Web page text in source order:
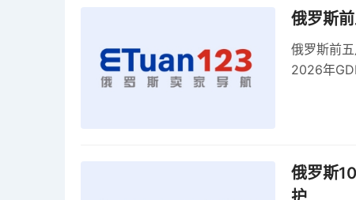
俄罗斯
俄罗斯前
2026年
俄罗斯